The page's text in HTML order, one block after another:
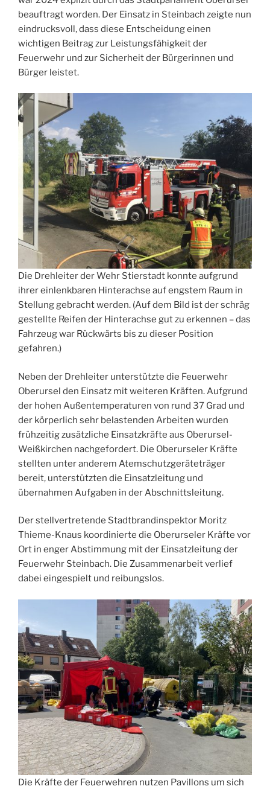
beauftragt worden. Der Einsatz in Steinbach zeigte nun
eindrucksvoll, dass diese Entscheidung einen
wichtigen Beitrag zur Leistungsfähigkeit der
Feuerwehr und zur Sicherheit der Bürgerinnen und
Bürger leistet.
Die Drehleiter der Wehr Stierstadt konnte aufgrund
ihrer einlenkbaren Hinterachse auf engstem Raum in
Stellung gebracht werden. (Auf dem Bild ist der schräg
gestellte Reifen der Hinterachse gut zu erkennen – das
Fahrzeug war Rückwärts bis zu dieser Position
gefahren.)
Neben der Drehleiter unterstützte die Feuerwehr
Oberursel den Einsatz mit weiteren Kräften. Aufgrund
der hohen Außentemperaturen von rund 37 Grad und
der körperlich sehr belastenden Arbeiten wurden
frühzeitig zusätzliche Einsatzkräfte aus Oberursel-
Weißkirchen nachgefordert. Die Oberurseler Kräfte
stellten unter anderem Atemschutzgeräteträger
bereit, unterstützten die Einsatzleitung und
übernahmen Aufgaben in der Abschnittsleitung.
Der stellvertretende Stadtbrandinspektor Moritz
Thieme-Knaus koordinierte die Oberurseler Kräfte vor
Ort in enger Abstimmung mit der Einsatzleitung der
Feuerwehr Steinbach. Die Zusammenarbeit verlief
dabei eingespielt und reibungslos.
Die Kräfte der Feuerwehren nutzen Pavillons um sich